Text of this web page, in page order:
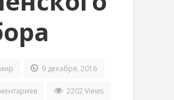
9 декабря, 2016
2202 Views